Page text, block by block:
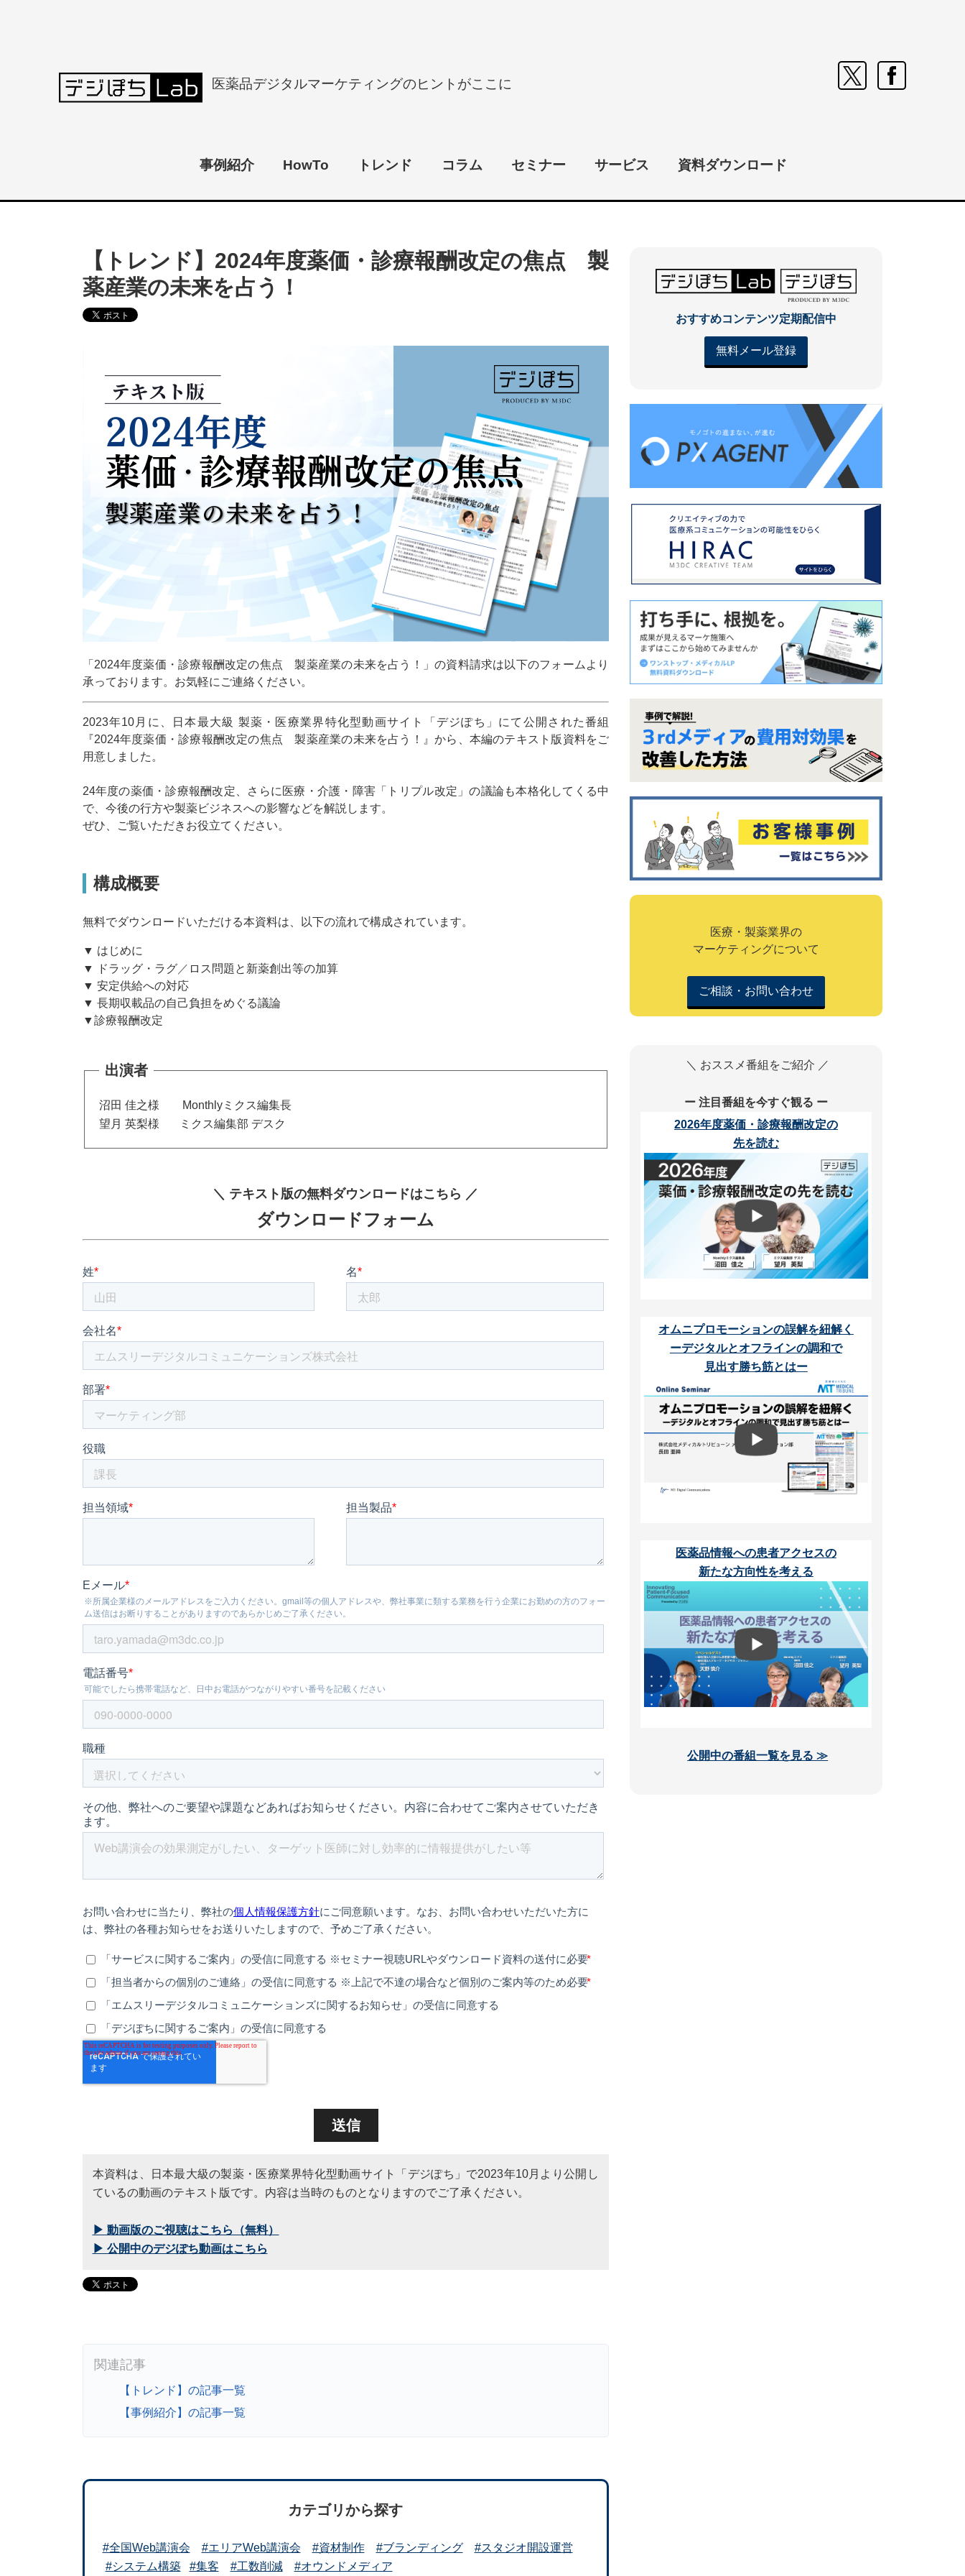
医薬品デジタルマーケティングのヒントがここに
事例紹介 HowTo トレンド コラム セミナー サービス 資料ダウンロード
【トレンド】2024年度薬価・診療報酬改定の焦点 製
薬産業の未来を占う！
「2024年度薬価・診療報酬改定の焦点 製薬産業の未来を占う！」の資料請求は以下のフォームより
承っております。お気軽にご連絡ください。
2023年10月に、日本最大級 製薬・医療業界特化型動画サイト「デジぽち」にて公開された番組
『2024年度薬価・診療報酬改定の焦点 製薬産業の未来を占う！』から、本編のテキスト版資料をご
用意しました。
24年度の薬価・診療報酬改定、さらに医療・介護・障害「トリプル改定」の議論も本格化してくる中
で、今後の行方や製薬ビジネスへの影響などを解説します。
ぜひ、ご覧いただきお役立てください。
構成概要
無料でダウンロードいただける本資料は、以下の流れで構成されています。
▼ はじめに
▼ ドラッグ・ラグ／ ロス問題と新薬創出等の加算
▼ 安定供給への対応
▼ 長期収載品の自己負担をめぐる議論
▼診療報酬改定
出演者
沼田 佳之様 Monthlyミクス編集長
望月 英梨様 ミクス編集部 デスク
＼ テキスト版の無料ダウンロードはこちら ／
ダウンロードフォーム
本資料は、
日本最大級の製薬・医療業界特化型動画サイト「デジぽち」で2023年10月より公開し
ているの動画のテキスト版です。内容は当時のものとなりますのでご了承ください。
▶ 動画版のご視聴はこちら（無料）
▶ 公開中のデジぽち動画はこちら
【トレンド】の記事一覧
【事例紹介】の記事一覧
カテゴリから探す
#全国Web講演会 #エリアWeb講演会 #資材制作 #ブランディング
#スタジオ開設運営
#システム構築
#集客 #工数削減 #オウンドメディア
おすすめコンテンツ定期配信中
無料メール登録
医療・製薬業界の
マーケティングについて
ご相談・お問い合わせ
＼ おススメ番組をご紹介 ／
ー 注目番組を今すぐ観る ー
2026年度薬価・診療報酬改定の
先を読む
オムニプロモーションの誤解を紐解く
ーデジタルとオフラインの調和で
見出す勝ち筋とはー
医薬品情報への患者アクセスの
新たな方向性を考える
公開中の番組一覧を見る ≫